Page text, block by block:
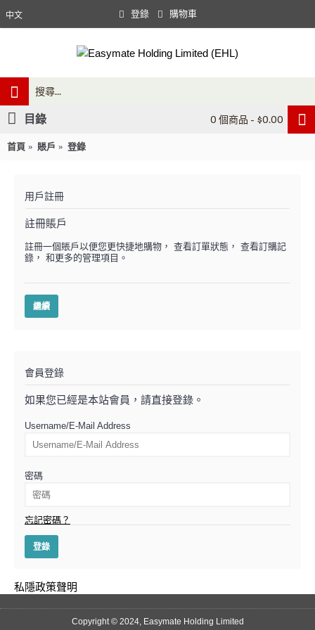
中文 登錄 購物車
0 個商品 - $0.00
目錄
首頁 賬戶 登錄
用戶註冊
註冊賬戶
註冊一個賬戶以便您更快捷地購物， 查看訂單狀態， 查看訂購記
錄， 和更多的管理項目。
繼續
會員登錄
如果您已經是本站會員，請直接登錄。
Username/E-Mail Address
密碼
忘記密碼？
私隱政策聲明
Copyright © 2024, Easymate Holding Limited